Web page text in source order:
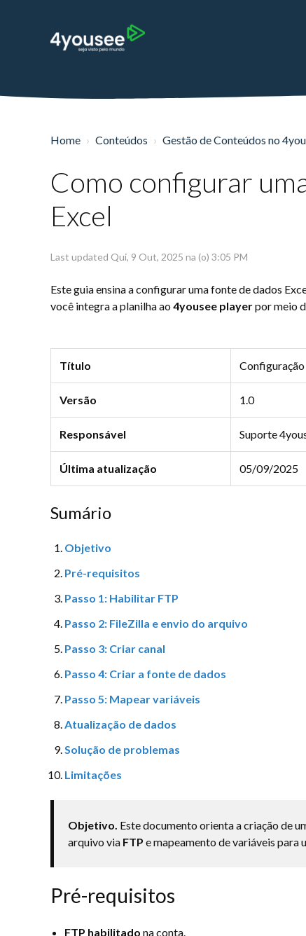
Home Conteúdos Gestão de Conteúdos no
Como configurar
Excel
Last updated Qui, 9 Out, 2025 na (o) 3:05 PM
Este guia ensina a configurar uma fonte de dados
você integra a planilha ao4yousee playerpor meio
Título
Versão 1.0
Responsável Suporte
Última atualização 05/09/2025
Sumário
Objetivo
Pré-requisitos
Passo 1: Habilitar FTP
Passo 2: FileZilla e envio do arquivo
Passo 3: Criar canal
Passo 4: Criar a fonte de dados
Passo 5: Mapear variáveis
Atualização de dados
Solução de problemas
Limitações
Objetivo. Este documento orienta a criação de
arquivo via FTP e mapeamento de variáveis para
Pré-requisitos
FTP habilitado na conta.